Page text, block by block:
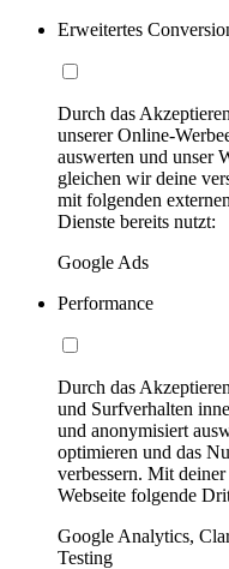
Erweitertes
Durch das
unserer Online-
auswerten und unser
gleichen wir deine
mit folgenden
Dienste bereits nutzt:
Google Ads
Performance
Durch das
und Surfverhalten
und anonymisiert
optimieren und das
verbessern. Mit
Webseite folgende
Google Analytics,
Testing